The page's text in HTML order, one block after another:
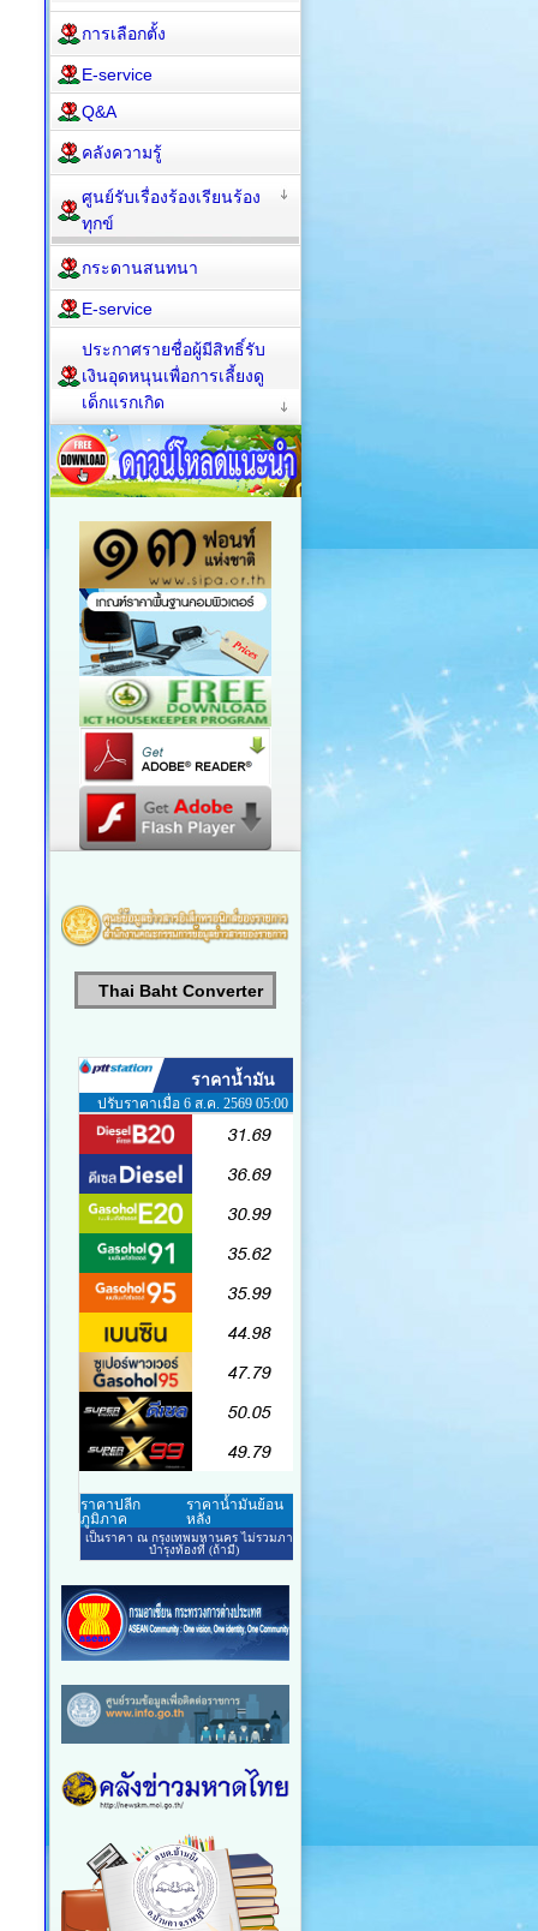
การเลือกตั้ง
E-service
Q&A
คลังความรู้
ศูนย์รับเรื่องร้องเรียนร้อง
ทุกข์
กระดานสนทนา
E-service
ประกาศรายชื่อผู้มีสิทธิ์รับ
เงินอุดหนุนเพื่อการเลี้ยงดู
เด็กแรกเกิด
Thai Baht Converter